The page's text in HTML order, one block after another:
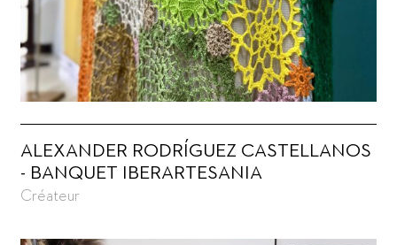
ALEXANDER RODRÍGUEZ CASTELLANOS
- BANQUET IBERARTESANIA
Créateur